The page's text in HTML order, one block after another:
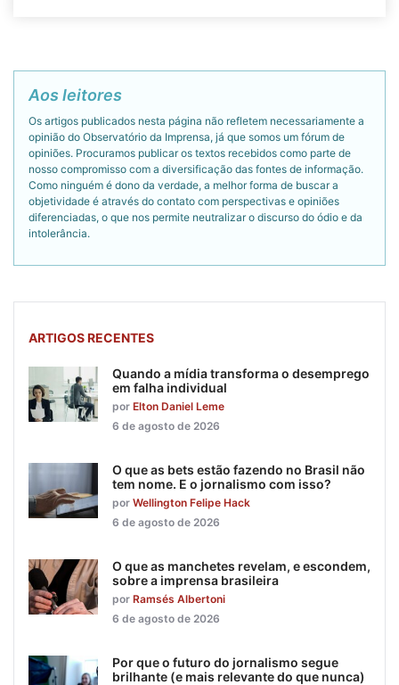
Aos leitores
Os artigos publicados nesta página não refletem necessariamente a
opinião do Observatório da Imprensa, já que somos um fórum de
opiniões. Procuramos publicar os textos recebidos como parte de
nosso compromisso com a diversificação das fontes de informação.
Como ninguém é dono da verdade, a melhor forma de buscar a
objetividade é através do contato com perspectivas e opiniões
diferenciadas, o que nos permite neutralizar o discurso do ódio e da
intolerância.
ARTIGOS RECENTES
Quando a mídia transforma o desemprego
em falha individual
por Elton Daniel Leme
6 de agosto de 2026
O que as bets estão fazendo no Brasil não
tem nome. E o jornalismo com isso?
por Wellington Felipe Hack
6 de agosto de 2026
O que as manchetes revelam, e escondem,
sobre a imprensa brasileira
por Ramsés Albertoni
6 de agosto de 2026
Por que o futuro do jornalismo segue
brilhante (e mais relevante do que nunca)